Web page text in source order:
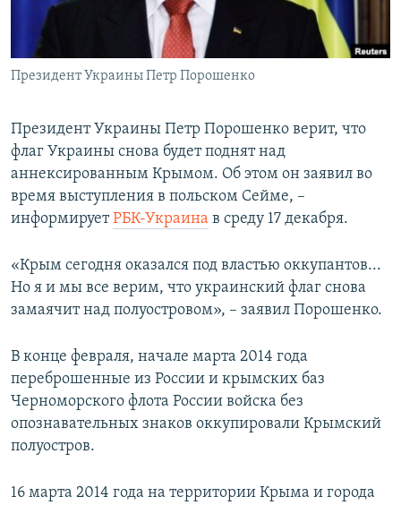
ПОБЕДИТЕЛЕЙ НЕ СУДЯТ?
КРЫМ.НЕПОКОРЕННЫЙ
ELIFBE
ПРИСОЕДИНЯЙТЕСЬ!
Все сайты RFE/RL
Президент Украины Петр Порошенко
Президент Украины Петр Порошенко верит, что
флаг Украины снова будет поднят над
аннексированным Крымом. Об этом он заявил во
время выступления в польском Сейме, –
информируетРБК-Украина в среду 17 декабря.
«Крым сегодня оказался под властью оккупантов...
Но я и мы все верим, что украинский флаг снова
замаячит над полуостровом», – заявил Порошенко.
В конце февраля, начале марта 2014 года
переброшенные из России и крымских баз
Черноморского флота России войска без
опознавательных знаков оккупировали Крымский
полуостров.
16 марта 2014 года на территории Крыма и города